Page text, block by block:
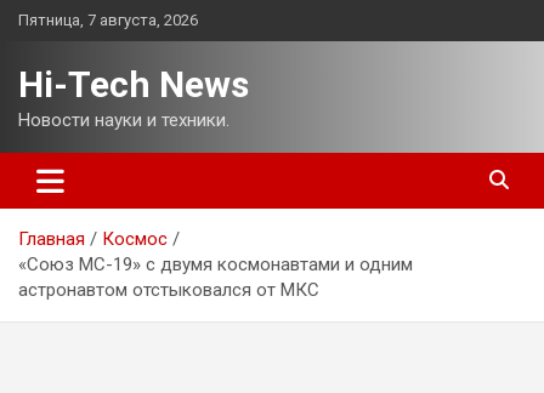
Перейти
Пятница, 7 августа, 2026
Hi-Tech News
Новости науки и техники.
Главная
Космос
«Союз МС-19» с двумя космонавтами и одним
астронавтом отстыковался от МКС